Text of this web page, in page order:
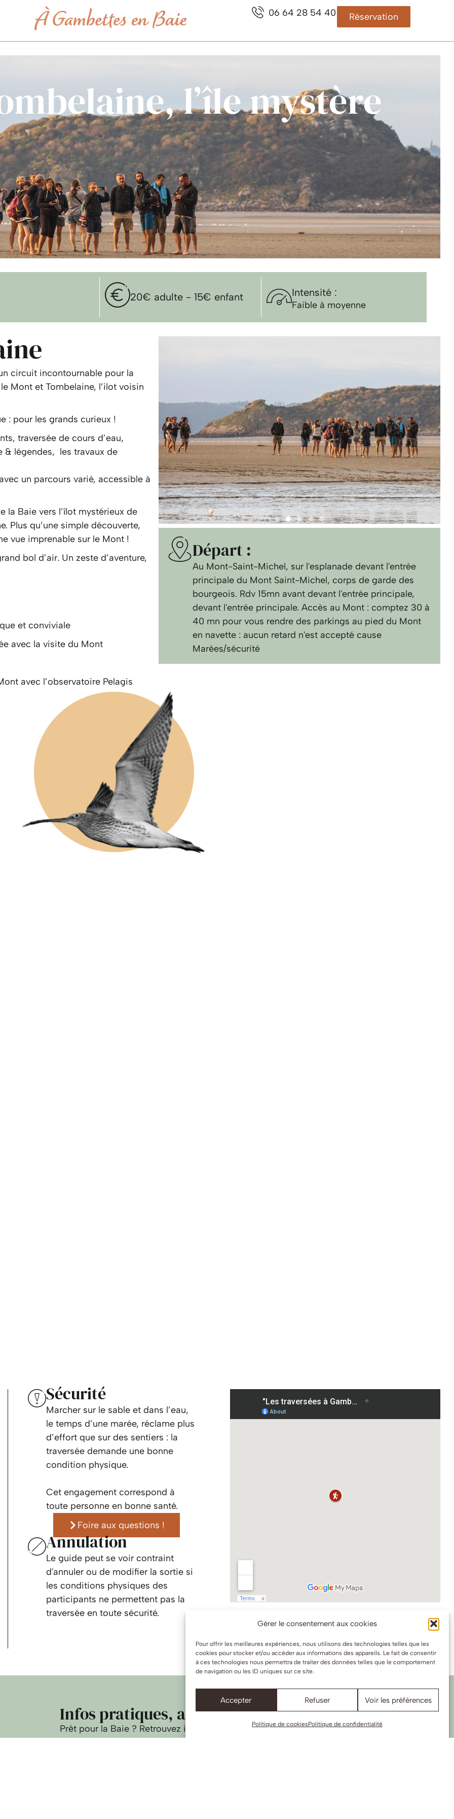
Gérer le consentement aux cookies
Pour offrir les meilleures expériences, nous utilisons des technologies telles que les
cookies pour stocker et/ou accéder aux informations des appareils. Le fait de consentir
à ces technologies nous permettra de traiter des données telles que le comportement
de navigation ou les ID uniques sur ce site.
Accepter Refuser Voir les préférences
Politique de cookiesPolitique de confidentialité
06 64 28 54 40 Réservation
l’île mystère
20€ adulte - 15€ enfant Intensité :
Faible à moyenne
circuit incontournable pour la
Mont et Tombelaine, l’ilot voisin
: pour les grands curieux !
traversée de cours d’eau,
& légendes, les travaux de
un parcours varié, accessible à
Baie vers l’îlot mystérieux de
Plus qu’une simple découverte,
vue imprenable sur le Mont !
bol d’air. Un zeste d’aventure,
et conviviale
avec la visite du Mont
avec l’observatoire Pelagis
Départ :
Au Mont-Saint-Michel, sur l'esplanade devant l'entrée
principale du Mont Saint-Michel, corps de garde des
bourgeois. Rdv 15mn avant devant l'entrée principale,
devant l'entrée principale. Accès au Mont : comptez 30 à
40 mn pour vous rendre des parkings au pied du Mont
en navette : aucun retard n'est accepté cause
Marées/sécurité
Sécurité
Marcher sur le sable et dans l’eau,
le temps d’une marée, réclame plus
d’effort que sur des sentiers : la
traversée demande une bonne
condition physique.
Cet engagement correspond à
toute personne en bonne santé.
Foire aux questions !
Annulation
Le guide peut se voir contraint
d'annuler ou de modifier la sortie si
les conditions physiques des
participants ne permettent pas la
traversée en toute sécurité.
Infos pratiques, accès au Mont
Prêt pour la Baie ? Retrouvez ici l’essentiel de nos infos pratiques pour